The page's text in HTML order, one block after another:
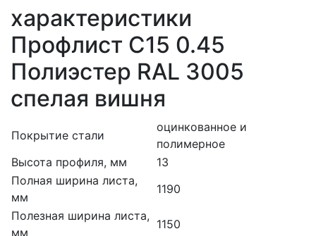
характеристики
Профлист С15 0.45
Полиэстер RAL 3005
спелая вишня
Покрытие стали
оцинкованное и
полимерное
Высота профиля, мм
13
Полная ширина листа,
мм
1190
Полезная ширина листа,
мм
1150